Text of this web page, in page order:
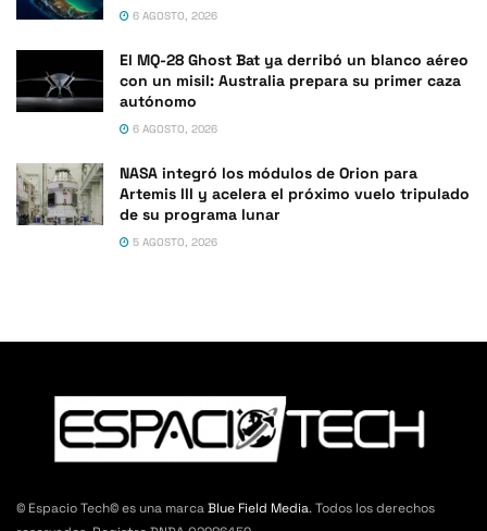
6 AGOSTO, 2026
El MQ-28 Ghost Bat ya derribó un blanco aéreo
con un misil: Australia prepara su primer caza
autónomo
6 AGOSTO, 2026
NASA integró los módulos de Orion para
Artemis III y acelera el próximo vuelo tripulado
de su programa lunar
5 AGOSTO, 2026
© Espacio Tech© es una marcaBlue Field Media. Todos los derechos